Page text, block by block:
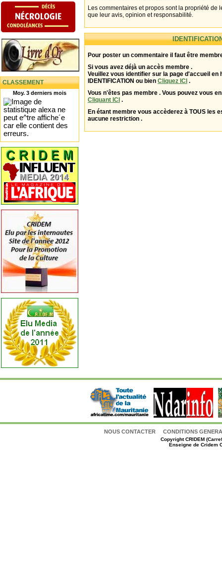
CLASSEMENT
Moy. 3 derniers mois
Les commentaires et propos sont la propriété de
que leur avis, opinion et responsabilité.
Pour poster un commentaire il faut être
Si vous avez déjà un accès membre .
Veuillez vous identifier sur la page d'accueil en
IDENTIFICATION ou bien Cliquez ICI .
Vous n'êtes pas membre . Vous pouvez vous
Cliquant ICI .
En étant membre vous accèderez à TOUS les
aucune restriction .
NOUS CONTACTER CONDITIONS
CopyrightCRIDEM
Enseigne de Cridem